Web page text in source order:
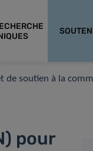
de soutien à la
pour